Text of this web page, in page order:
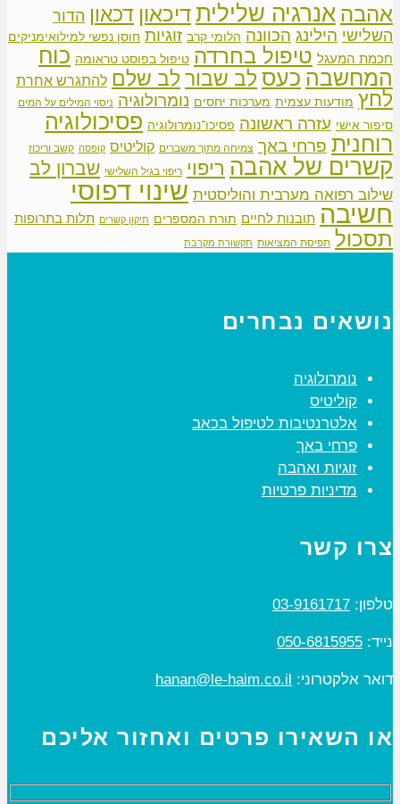
אהבה אנרגיה שליליתדיכאון דכאון הדור
השלישי הילינג הכוונה הלומי קרב זוגיות חוסן נפשי למילואימניקים
חכמת המעגל טיפול בחרדה טיפול בפוסט טראומה כוח
המחשבה כעס לב שבור לב שלם להתגרש אחרת
לחץ מודעות עצמית מערכות יחסים נומרולוגיה ניסוי המילים על המים
סיפור אישי עזרה ראשונה פסיכו־נומרולוגיה פסיכולוגיה
רוחנית פרחי באך צמיחה מתוך משברים קוליטיס קופסה קשב וריכוז
קשרים של אהבה ריפוי ריפוי בגיל השלישי שברון לב
שילוב רפואה מערבית והוליסטית שינוי דפוסי
חשיבה תובנות לחיים תורת המספרים תיקון קשרים תלות בתרופות
תסכול תפיסת המציאות תקשורת מקרבת
נושאים נבחרים
נומרולוגיה
קוליטיס
אלטרנטיבות לטיפול בכאב
פרחי באך
זוגיות ואהבה
מדיניות פרטיות
צרו קשר
טלפון: 03-9161717
נייד: 050-6815955
דואר אלקטרוני: hanan@le-haim.co.il
או השאירו פרטים ואחזור אליכם